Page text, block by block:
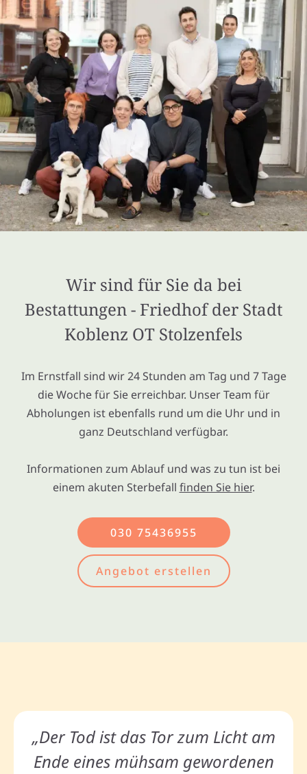
Wir sind für Sie da bei
Bestattungen - Friedhof der Stadt
Koblenz OT Stolzenfels
Im Ernstfall sind wir 24 Stunden am Tag und 7 Tage
die Woche für Sie erreichbar. Unser Team für
Abholungen ist ebenfalls rund um die Uhr und in
ganz Deutschland verfügbar.
Informationen zum Ablauf und was zu tun ist bei
einem akuten Sterbefall finden Sie hier.
030 75436955
Angebot erstellen
„Der Tod ist das Tor zum Licht am
Ende eines mühsam gewordenen